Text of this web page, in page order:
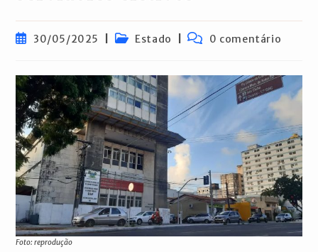
Post30/05/2025
Categoria
Estado
Comentários
0 comentário
Foto: reprodução